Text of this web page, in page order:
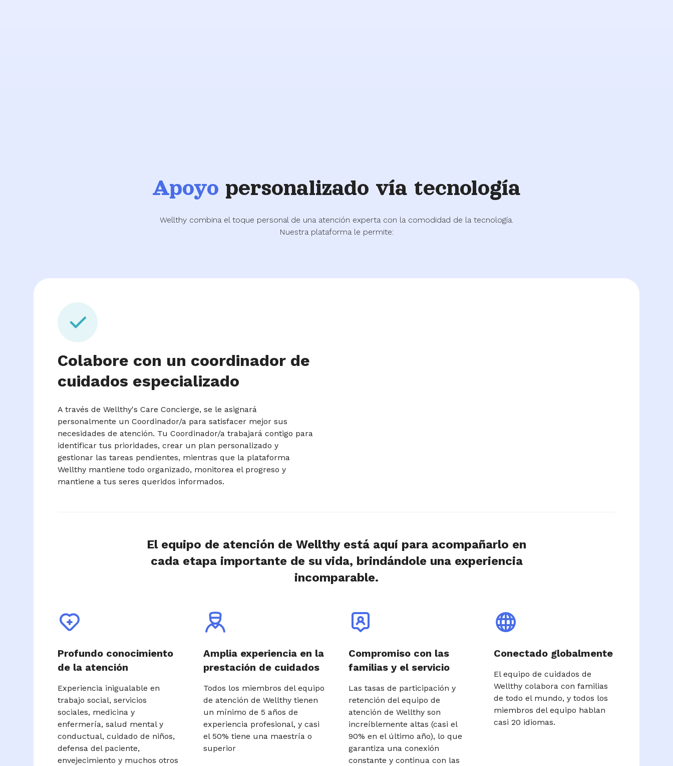
Apoyo personalizado vía tecnología
Wellthy combina el toque personal de una atención experta con la comodidad de la tecnología.
Nuestra plataforma le permite:
Colabore con un coordinador de
cuidados especializado
A través de Wellthy's Care Concierge, se le asignará
personalmente un Coordinador/a para satisfacer mejor sus
necesidades de atención. Tu Coordinador/a trabajará contigo para
identificar tus prioridades, crear un plan personalizado y
gestionar las tareas pendientes, mientras que la plataforma
Wellthy mantiene todo organizado, monitorea el progreso y
mantiene a tus seres queridos informados.
El equipo de atención de Wellthy está aquí para acompañarlo en
cada etapa importante de su vida, brindándole una experiencia
incomparable.
Profundo conocimiento
de la atención
Experiencia inigualable en
trabajo social, servicios
sociales, medicina y
enfermería, salud mental y
conductual, cuidado de niños,
defensa del paciente,
envejecimiento y muchos otros
Amplia experiencia en la
prestación de cuidados
Todos los miembros del equipo
de atención de Wellthy tienen
un mínimo de 5 años de
experiencia profesional, y casi
el 50% tiene una maestría o
superior
Compromiso con las
familias y el servicio
Las tasas de participación y
retención del equipo de
atención de Wellthy son
increíblemente altas (casi el
90% en el último año), lo que
garantiza una conexión
constante y continua con las
Conectado globalmente
El equipo de cuidados de
Wellthy colabora con familias
de todo el mundo, y todos los
miembros del equipo hablan
casi 20 idiomas.